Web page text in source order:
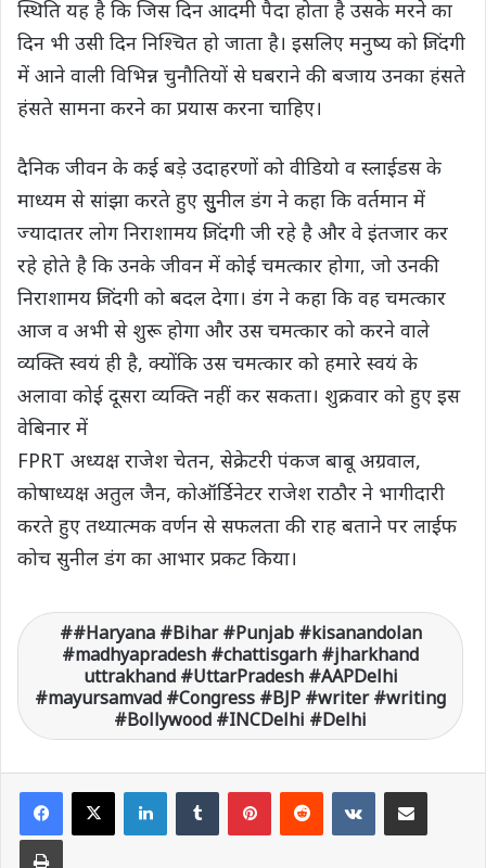
स्थिति यह है कि जिस दिन आदमी पैदा होता है उसके मरने का
दिन भी उसी दिन निश्चित हो जाता है। इसलिए मनुष्य को जिंदगी
में आने वाली विभिन्न चुनौतियों से घबराने की बजाय उनका हंसते
हंसते सामना करने का प्रयास करना चाहिए।
दैनिक जीवन के कई बड़े उदाहरणों को वीडियो व स्लाईडस के
माध्यम से सांझा करते हुए सुुुनील डंग ने कहा कि वर्तमान में
ज्यादातर लोग निराशामय जिंदगी जी रहे है और वे इंतजार कर
रहे होते है कि उनके जीवन में कोई चमत्कार होगा, जो उनकी
निराशामय जिंदगी को बदल देगा। डंग ने कहा कि वह चमत्कार
आज व अभी से शुरू होगा और उस चमत्कार को करने वाले
व्यक्ति स्वयं ही है, क्योंकि उस चमत्कार को हमारे स्वयं के
अलावा कोई दूसरा व्यक्ति नहीं कर सकता। शुक्रवार को हुए इस
वेबिनार में
FPRT अध्यक्ष राजेश चेतन, सेक्रेटरी पंकज बाबू अग्रवाल,
कोषाध्यक्ष अतुल जैन, कोऑर्डिनेटर राजेश राठौर ने भागीदारी
करते हुए तथ्यात्मक वर्णन से ‌सफलता की राह बताने पर लाईफ
कोच सुनील डंग का आभार प्रकट किया।
#Haryana #Bihar #Punjab #kisanandolan
#madhyapradesh #chattisgarh #jharkhand
uttrakhand #UttarPradesh #AAPDelhi
#mayursamvad #Congress #BJP #writer #writing
#Bollywood #INCDelhi #Delhi
LinkedIn VKontakte